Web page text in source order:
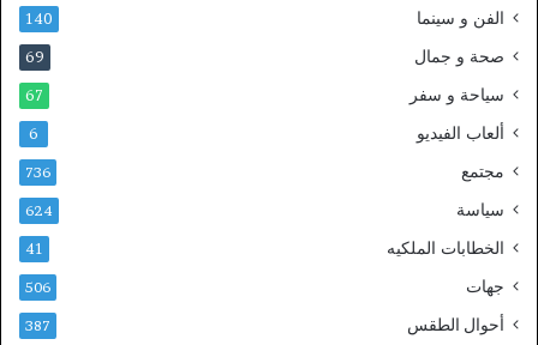
خ
ص
إ
ص
ب
ة
ل
ا
ة
الفن و سينما 140
صحة و جمال 69
سياحة و سفر 67
ألعاب الفيديو 6
مجتمع 736
سياسة 624
الخطابات الملكيه 41
جهات 506
أحوال الطقس 387